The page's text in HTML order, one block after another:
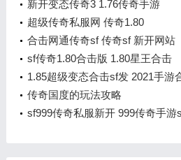
新开变态传奇3 1.76传奇手游
超级传奇私服网 传奇1.80
合击网通传奇sf 传奇sf 新开网站
sf传奇1.80合击版 1.80星王合击
1.85超级变态合击sf发 2021手游
传奇国度的玩法攻略
sf999传奇私服新开 999传奇手游